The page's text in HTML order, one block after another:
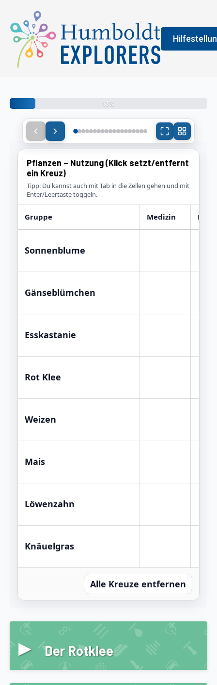
An der
allgemeine
erledigen
vermittelt
13%
Pflanzen – Nutzung (Klick setzt/entfernt
ein Kreuz)
Tipp: Du kannst auch mit Tab in die Zellen gehen und mit
Enter/Leertaste toggeln.
Gruppe Medizin
Sonnenblume
Gänseblümchen
Esskastanie
Rot Klee
Weizen
Mais
Löwenzahn
Knäuelgras
Alle Kreuze entfernen
▸ Der Rotklee